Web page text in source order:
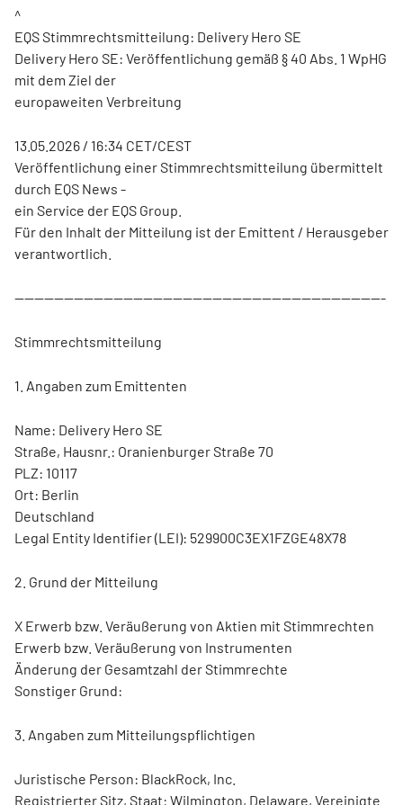
^
EQS Stimmrechtsmitteilung: Delivery Hero SE
Delivery Hero SE: Veröffentlichung gemäß § 40 Abs. 1 WpHG
mit dem Ziel der
europaweiten Verbreitung
13.05.2026 / 16:34 CET/CEST
Veröffentlichung einer Stimmrechtsmitteilung übermittelt
durch EQS News -
ein Service der EQS Group.
Für den Inhalt der Mitteilung ist der Emittent / Herausgeber
verantwortlich.
---------------------------------------------------------------------------
Stimmrechtsmitteilung
1. Angaben zum Emittenten
Name: Delivery Hero SE
Straße, Hausnr.: Oranienburger Straße 70
PLZ: 10117
Ort: Berlin
Deutschland
Legal Entity Identifier (LEI): 529900C3EX1FZGE48X78
2. Grund der Mitteilung
X Erwerb bzw. Veräußerung von Aktien mit Stimmrechten
Erwerb bzw. Veräußerung von Instrumenten
Änderung der Gesamtzahl der Stimmrechte
Sonstiger Grund:
3. Angaben zum Mitteilungspflichtigen
Juristische Person: BlackRock, Inc.
Registrierter Sitz, Staat: Wilmington, Delaware, Vereinigte